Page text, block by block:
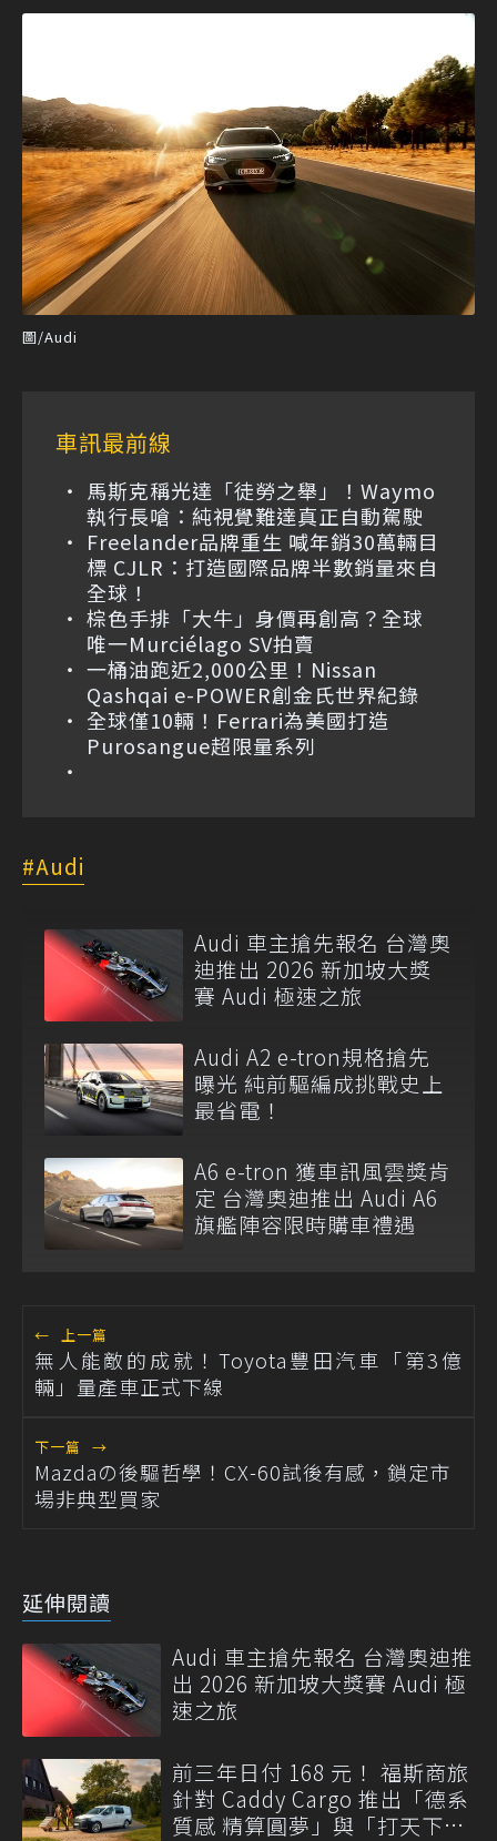
圖/Audi
車訊最前線
馬斯克稱光達「徒勞之舉」！Waymo
執行長嗆：純視覺難達真正自動駕駛
Freelander品牌重生 喊年銷30萬輛目
標 CJLR：打造國際品牌半數銷量來自
全球！
棕色手排「大牛」身價再創高？全球
唯一Murciélago SV拍賣
一桶油跑近2,000公里！Nissan
Qashqai e-POWER創金氏世界紀錄
全球僅10輛！Ferrari為美國打造
Purosangue超限量系列
Audi
Audi 車主搶先報名 台灣奧
迪推出 2026 新加坡大獎
賽 Audi 極速之旅
Audi A2 e-tron規格搶先
曝光 純前驅編成挑戰史上
最省電！
A6 e-tron 獲車訊風雲獎肯
定 台灣奧迪推出 Audi A6
旗艦陣容限時購車禮遇
← 上一篇
無人能敵的成就！Toyota豐田汽車「第3億
輛」量產車正式下線
下一篇 →
Mazdaの後驅哲學！CX-60試後有感，鎖定市
場非典型買家
延伸閱讀
Audi 車主搶先報名 台灣奧迪推
出 2026 新加坡大獎賽 Audi 極
速之旅
前三年日付 168 元！ 福斯商旅
針對 Caddy Cargo 推出「德系
質感 精算圓夢」與「打天下」